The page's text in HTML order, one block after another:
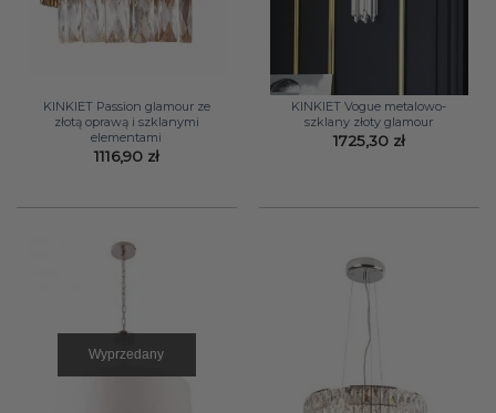
KINKIET Passion glamour ze
złotą oprawą i szklanymi
elementami
1116,90 zł
KINKIET Vogue metalowo-
szklany złoty glamour
1725,30 zł
Wyprzedany